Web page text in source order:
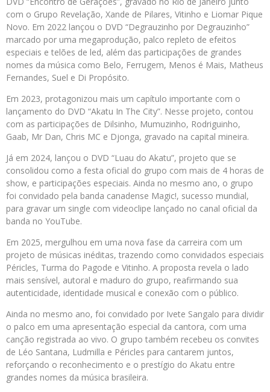
com o Grupo Revelação, Xande de Pilares, Vitinho e Liomar Pique
Novo. Em 2022 lançou o DVD “Degrauzinho por Degrauzinho”
marcado por uma megaprodução, palco repleto de efeitos
especiais e telões de led, além das participações de grandes
nomes da música como Belo, Ferrugem, Menos é Mais, Matheus
Fernandes, Suel e Di Propósito.
Em 2023, protagonizou mais um capítulo importante com o
lançamento do DVD “Akatu In The City”. Nesse projeto, contou
com as participações de Dilsinho, Mumuzinho, Rodriguinho,
Gaab, Mr Dan, Chris MC e Djonga, gravado na capital mineira.
Já em 2024, lançou o DVD “Luau do Akatu”, projeto que se
consolidou como a festa oficial do grupo com mais de 4 horas de
show, e participações especiais. Ainda no mesmo ano, o grupo
foi convidado pela banda canadense Magic!, sucesso mundial,
para gravar um single com videoclipe lançado no canal oficial da
banda no YouTube.
Em 2025, mergulhou em uma nova fase da carreira com um
projeto de músicas inéditas, trazendo como convidados especiais
Péricles, Turma do Pagode e Vitinho. A proposta revela o lado
mais sensível, autoral e maduro do grupo, reafirmando sua
autenticidade, identidade musical e conexão com o público.
Ainda no mesmo ano, foi convidado por Ivete Sangalo para dividir
o palco em uma apresentação especial da cantora, com uma
canção registrada ao vivo. O grupo também recebeu os convites
de Léo Santana, Ludmilla e Péricles para cantarem juntos,
reforçando o reconhecimento e o prestígio do Akatu entre
grandes nomes da música brasileira.